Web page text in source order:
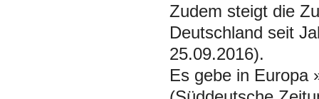
Zudem steigt die
Deutschland seit
25.09.2016).
Es gebe in Europa